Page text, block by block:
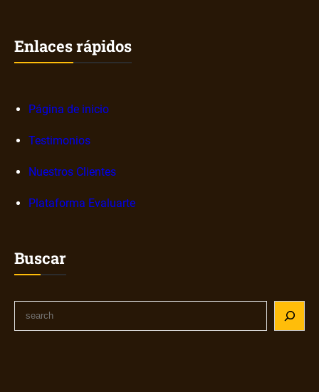
Enlaces rápidos
Página de inicio
Testimonios
Nuestros Clientes
Plataforma Evaluarte
Buscar